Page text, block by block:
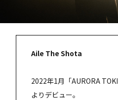
Aile The Shota
2022年1月「AURORA
よりデビュー。